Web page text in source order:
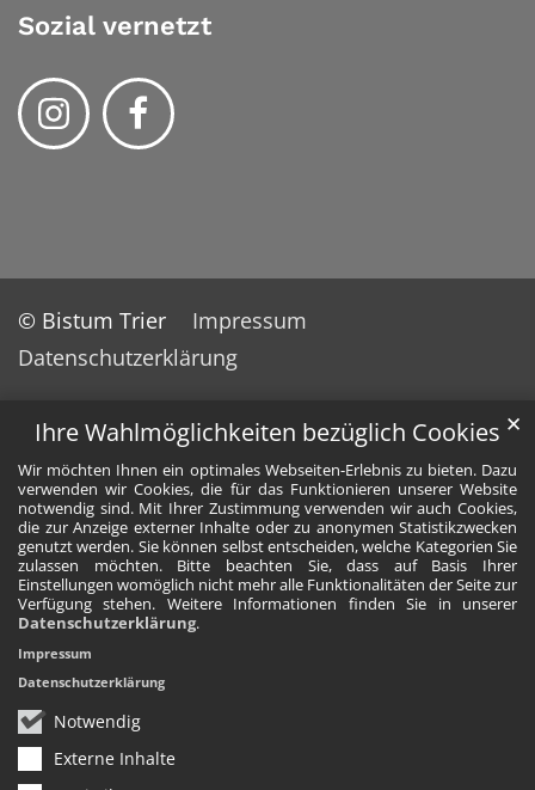
Ihre Wahlmöglichkeiten bezüglich Cookies
Wir möchten Ihnen ein optimales Webseiten-Erlebnis zu bieten. Dazu
verwenden wir Cookies, die für das Funktionieren unserer Website
notwendig sind. Mit Ihrer Zustimmung verwenden wir auch Cookies,
die zur Anzeige externer Inhalte oder zu anonymen Statistikzwecken
genutzt werden. Sie können selbst entscheiden, welche Kategorien Sie
zulassen möchten. Bitte beachten Sie, dass auf Basis Ihrer
Einstellungen womöglich nicht mehr alle Funktionalitäten der Seite zur
Verfügung stehen. Weitere Informationen finden Sie in unserer
Datenschutzerklärung.
Notwendig
Externe Inhalte
✕
Impressum
Datenschutzerklärung
Sozial vernetzt
© Bistum Trier
Impressum
Datenschutzerklärung